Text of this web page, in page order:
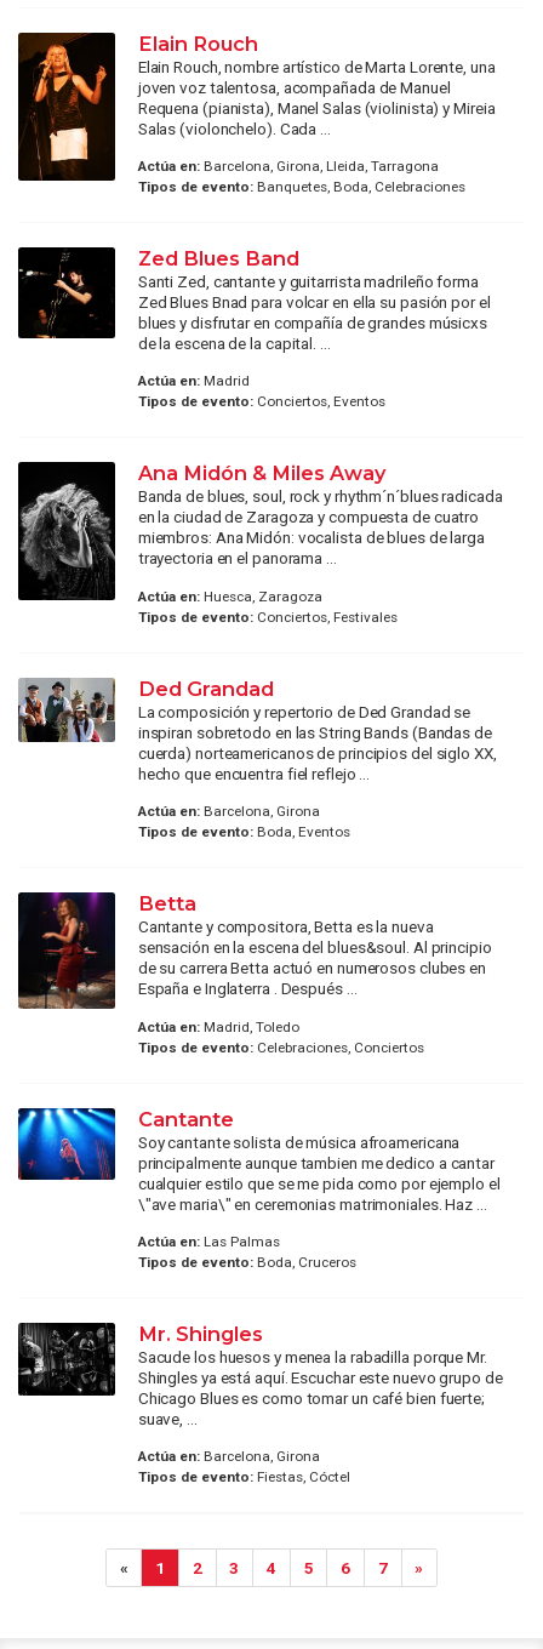
Elain Rouch
Elain Rouch, nombre artístico de Marta Lorente, una
joven voz talentosa, acompañada de Manuel
Requena (pianista), Manel Salas (violinista) y Mireia
Salas (violonchelo). Cada ...
Actúa en:Barcelona, Girona, Lleida, Tarragona
Tipos de evento:Banquetes, Boda, Celebraciones
Zed Blues Band
Santi Zed, cantante y guitarrista madrileño forma
Zed Blues Bnad para volcar en ella su pasión por el
blues y disfrutar en compañía de grandes músicxs
de la escena de la capital. ...
Actúa en:Madrid
Tipos de evento:Conciertos, Eventos
Ana Midón & Miles Away
Banda de blues, soul, rock y rhythm´n´blues radicada
en la ciudad de Zaragoza y compuesta de cuatro
miembros: Ana Midón: vocalista de blues de larga
trayectoria en el panorama ...
Actúa en:Huesca, Zaragoza
Tipos de evento:Conciertos, Festivales
Ded Grandad
La composición y repertorio de Ded Grandad se
inspiran sobretodo en las String Bands (Bandas de
cuerda) norteamericanos de principios del siglo XX,
hecho que encuentra fiel reflejo ...
Actúa en:Barcelona, Girona
Tipos de evento:Boda, Eventos
Betta
Cantante y compositora, Betta es la nueva
sensación en la escena del blues&soul. Al principio
de su carrera Betta actuó en numerosos clubes en
España e Inglaterra . Después ...
Actúa en:Madrid, Toledo
Tipos de evento:Celebraciones, Conciertos
Cantante
Soy cantante solista de música afroamericana
principalmente aunque tambien me dedico a cantar
cualquier estilo que se me pida como por ejemplo el
\"ave maria\" en ceremonias matrimoniales. Haz ...
Actúa en:Las Palmas
Tipos de evento:Boda, Cruceros
Mr. Shingles
Sacude los huesos y menea la rabadilla porque Mr.
Shingles ya está aquí. Escuchar este nuevo grupo de
Chicago Blues es como tomar un café bien fuerte;
suave, ...
Actúa en:Barcelona, Girona
Tipos de evento:Fiestas, Cóctel
« 1 2 3 4 5 6 7 »